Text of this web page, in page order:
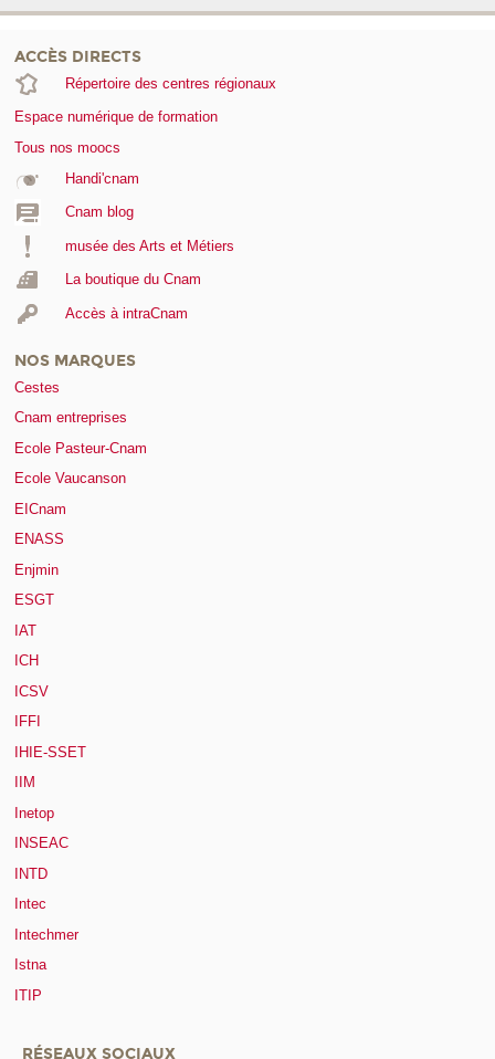
ACCÈS DIRECTS
Répertoire des centres régionaux
Espace numérique de formation
Tous nos moocs
Handi'cnam
Cnam blog
musée des Arts et Métiers
La boutique du Cnam
Accès à intraCnam
NOS MARQUES
Cestes
Cnam entreprises
Ecole Pasteur-Cnam
Ecole Vaucanson
EICnam
ENASS
Enjmin
ESGT
IAT
ICH
ICSV
IFFI
IHIE-SSET
IIM
Inetop
INSEAC
INTD
Intec
Intechmer
Istna
ITIP
RÉSEAUX SOCIAUX